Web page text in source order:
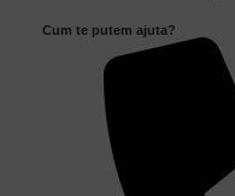
Cum te putem ajuta?